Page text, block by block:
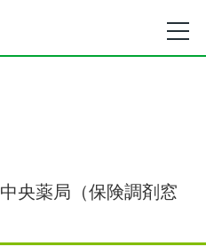
央薬局（保険調剤窓